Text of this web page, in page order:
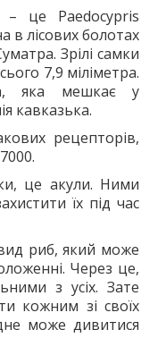
це Paedocypris
в лісових болотах
Зрілі самки
7,9 міліметра.
яка мешкає у
кавказька.
рецепторів,
це акули. Ними
їх під час
риб, який може
Через це,
з усіх. Зате
кожним зі своїх
може дивитися